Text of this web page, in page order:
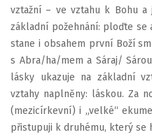
vztažní – ve vztahu k Bohu a
základní požehnání: ploďte se
stane i obsahem první Boží
s Abra/ha/mem a Sáraj/
lásky ukazuje na základní
vztahy naplněny: láskou. Za
(mezicírkevní) i „velké“
přistupuji k druhému, který se